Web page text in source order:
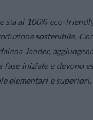
al 100% eco-
sostenibile.
Jander,
fase iniziale e devono
elementari e